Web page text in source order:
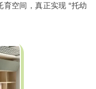
空间，真正实现 “托幼